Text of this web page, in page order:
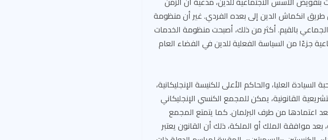
انكماش الدين إلى بعده الفردي. غير أن منظومة
الجماعي بالقيم. أكثر من ذلك، أصبحت منظومة الخدمات
جزءًا من السياسة الفعلية للدين في الفضاء العام
العليا، والحاكم الأعلى للكنيسة الإنجليكانية،
القانونية، يمكن للمجمع الكنسي الإنجليكاني
اعتمادها من طرف البرلمان. كما يتمتع المجمع
بعد موافقة الملك أو الملكة، ذلك أن القانون يعتبر